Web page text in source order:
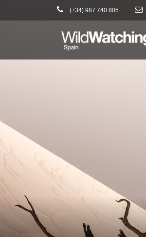
(+34) 987 740 805